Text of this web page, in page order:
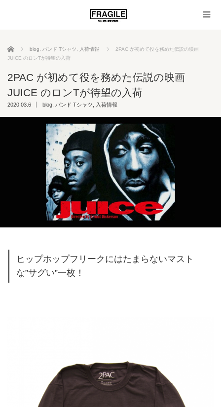
ホーム blog バンド Tシャツ 入荷情報
2PAC が初めて役を務めた伝説の映画
JUICE のロンTが待望の入荷
2PAC が初めて役を務めた伝説の映画
JUICE のロンTが待望の入荷
2020.03.6 blog バンド Tシャツ 入荷情報
ヒップホップフリークにはたまらないマスト
な”サグい”一枚！